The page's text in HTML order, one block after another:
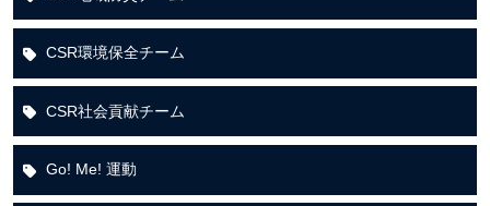
CSR環境保全チーム
CSR社会貢献チーム
Go! Me! 運動